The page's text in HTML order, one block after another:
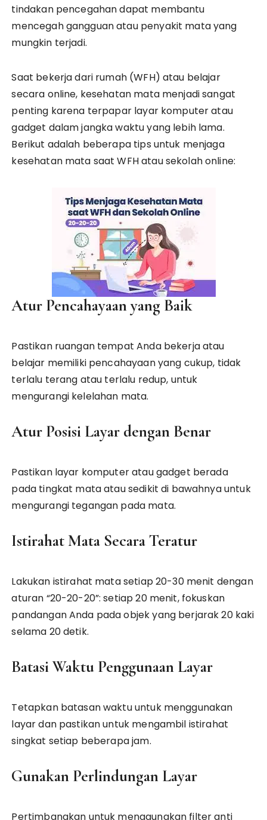
tindakan pencegahan dapat membantu
mencegah gangguan atau penyakit mata yang
mungkin terjadi.
Saat bekerja dari rumah (WFH) atau belajar
secara online, kesehatan mata menjadi sangat
penting karena terpapar layar komputer atau
gadget dalam jangka waktu yang lebih lama.
Berikut adalah beberapa tips untuk menjaga
kesehatan mata saat WFH atau sekolah online:
Atur Pencahayaan yang Baik
Pastikan ruangan tempat Anda bekerja atau
belajar memiliki pencahayaan yang cukup, tidak
terlalu terang atau terlalu redup, untuk
mengurangi kelelahan mata.
Atur Posisi Layar dengan Benar
Pastikan layar komputer atau gadget berada
pada tingkat mata atau sedikit di bawahnya untuk
mengurangi tegangan pada mata.
Istirahat Mata Secara Teratur
Lakukan istirahat mata setiap 20-30 menit dengan
aturan “20-20-20”: setiap 20 menit, fokuskan
pandangan Anda pada objek yang berjarak 20 kaki
selama 20 detik.
Batasi Waktu Penggunaan Layar
Tetapkan batasan waktu untuk menggunakan
layar dan pastikan untuk mengambil istirahat
singkat setiap beberapa jam.
Gunakan Perlindungan Layar
Pertimbangkan untuk menggunakan filter anti